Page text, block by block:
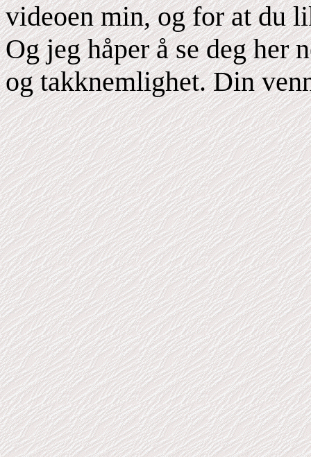
videoen min, og for at du
Og jeg håper å se deg her
og takknemlighet. Din